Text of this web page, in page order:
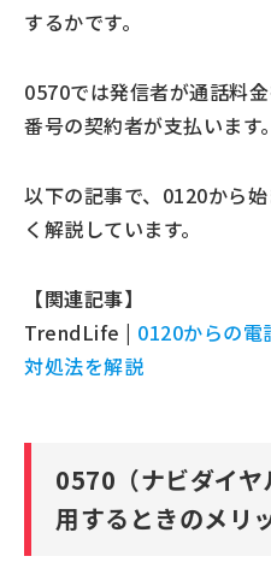
するかです。
0570では発信者が通話料
番号の契約者が支払います。
以下の記事で、0120から
く解説しています。
【関連記事】
TrendLife | 0120からの電
対処法を解説
0570（ナビダイ
用するときのメリ